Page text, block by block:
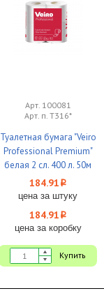
Арт. 100081
Арт. п. Т316*
Туалетная бумага "Veiro
Professional Premium"
белая 2 сл. 400 л. 50м
4рул 1/10
184.91 i
цена за штуку
184.91 i
цена за коробку
Купить